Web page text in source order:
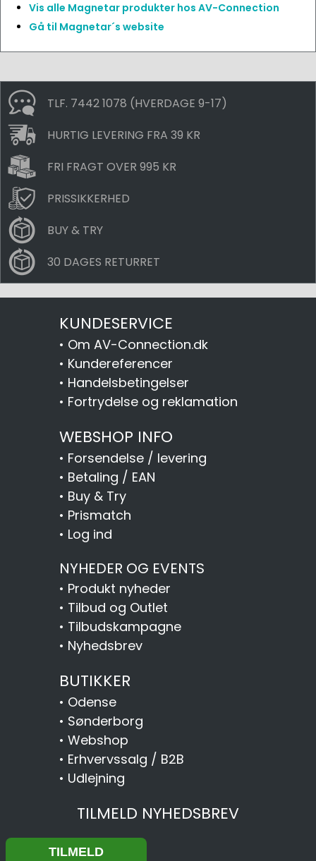
Vis alle Magnetar produkter hos AV-Connection
Gå til Magnetar´s website
TLF. 7442 1078 (HVERDAGE 9-17)
HURTIG LEVERING FRA 39 KR
FRI FRAGT OVER 995 KR
PRISSIKKERHED
BUY & TRY
30 DAGES RETURRET
KUNDESERVICE
• Om AV-Connection.dk
• Kundereferencer
• Handelsbetingelser
• Fortrydelse og reklamation
WEBSHOP INFO
• Forsendelse / levering
• Betaling / EAN
• Buy & Try
• Prismatch
• Log ind
NYHEDER OG EVENTS
• Produkt nyheder
• Tilbud og Outlet
• Tilbudskampagne
• Nyhedsbrev
BUTIKKER
• Odense
• Sønderborg
• Webshop
• Erhvervssalg / B2B
• Udlejning
TILMELD NYHEDSBREV